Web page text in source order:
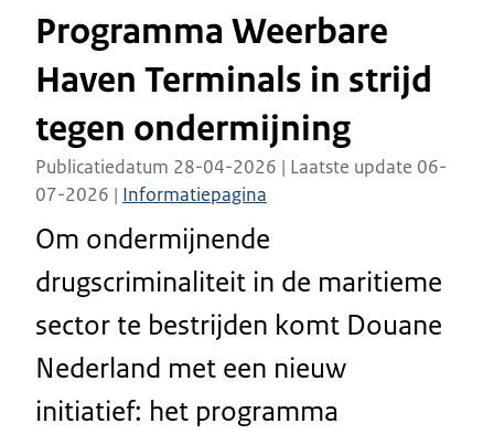
Programma Weerbare
Haven Terminals in strijd
tegen ondermijning
Publicatiedatum 28-04-2026 | Laatste update 06-
07-2026 | Informatiepagina
Om ondermijnende
drugscriminaliteit in de maritieme
sector te bestrijden komt Douane
Nederland met een nieuw
initiatief: het programma